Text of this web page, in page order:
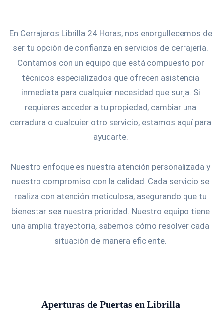
En Cerrajeros Librilla 24 Horas, nos enorgullecemos de
ser tu opción de confianza en servicios de cerrajería.
Contamos con un equipo que está compuesto por
técnicos especializados que ofrecen asistencia
inmediata para cualquier necesidad que surja. Si
requieres acceder a tu propiedad, cambiar una
cerradura o cualquier otro servicio, estamos aquí para
ayudarte.
Nuestro enfoque es nuestra atención personalizada y
nuestro compromiso con la calidad. Cada servicio se
realiza con atención meticulosa, asegurando que tu
bienestar sea nuestra prioridad. Nuestro equipo tiene
una amplia trayectoria, sabemos cómo resolver cada
situación de manera eficiente.
Aperturas de Puertas en Librilla